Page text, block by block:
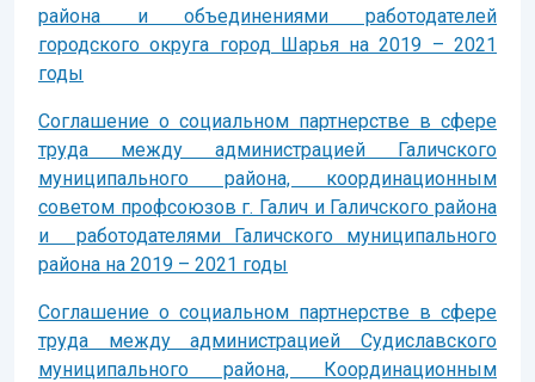
района и объединениями работодателей
городского округа город Шарья на 2019 – 2021
годы
Соглашение о социальном партнерстве в сфере
труда между администрацией Галичского
муниципального района, координационным
советом профсоюзов г. Галич и Галичского района
и работодателями Галичского муниципального
района на 2019 – 2021 годы
Соглашение о социальном партнерстве в сфере
труда между администрацией Судиславского
муниципального района, Координационным